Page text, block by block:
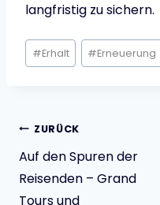
langfristig zu sichern.
Schlagworte:
#Erhalt #Erneuerung
ZURÜCK
Auf den Spuren der
Reisenden – Grand
Tours und